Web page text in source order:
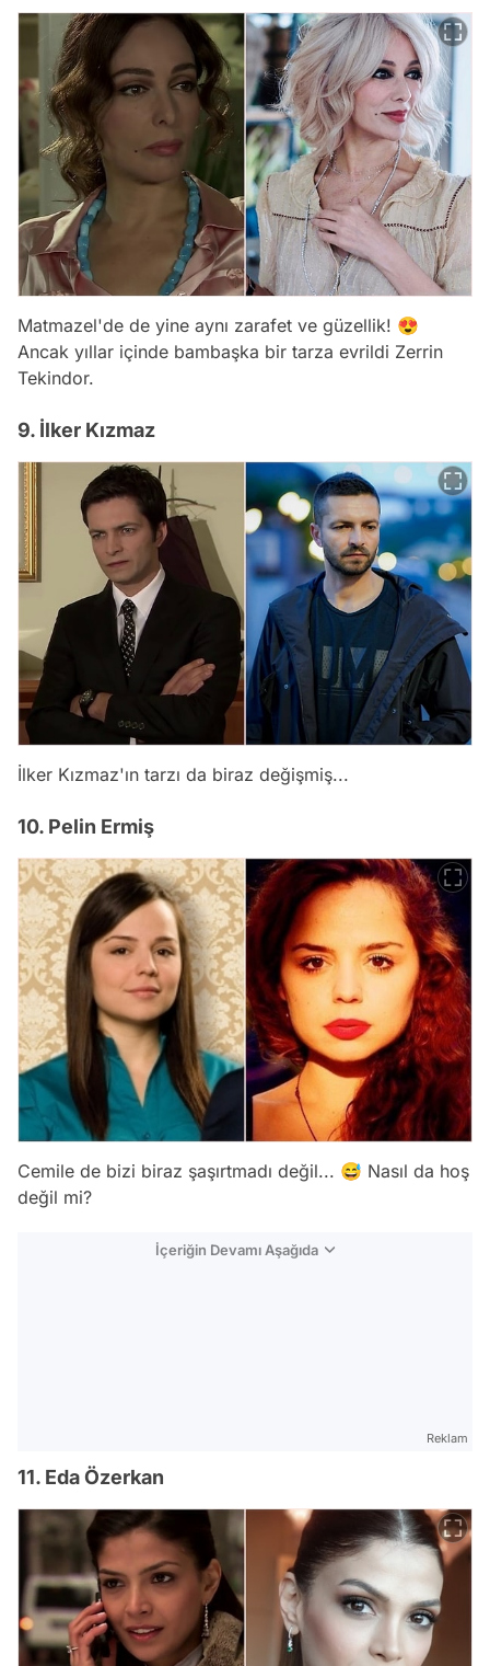
Matmazel'de de yine aynı zarafet ve güzellik! 😍
Ancak yıllar içinde bambaşka bir tarza evrildi Zerrin
Tekindor.
9. İlker Kızmaz
İlker Kızmaz'ın tarzı da biraz değişmiş...
10. Pelin Ermiş
Cemile de bizi biraz şaşırtmadı değil... 😅 Nasıl da hoş
değil mi?
İçeriğin Devamı Aşağıda
Reklam
11. Eda Özerkan